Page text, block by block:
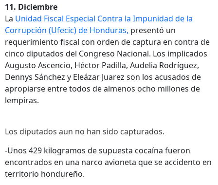
11. Diciembre
La Unidad Fiscal Especial Contra la Impunidad de la
Corrupción (Ufecic) de Honduras, presentó un
requerimiento fiscal con orden de captura en contra de
cinco diputados del Congreso Nacional. Los implicados
Augusto Ascencio, Héctor Padilla, Audelia Rodríguez,
Dennys Sánchez y Eleázar Juarez son los acusados de
apropiarse entre todos de almenos ocho millones de
lempiras.
Los diputados aun no han sido capturados.
-Unos 429 kilogramos de supuesta cocaína fueron
encontrados en una narco avioneta que se accidento en
territorio hondureño.